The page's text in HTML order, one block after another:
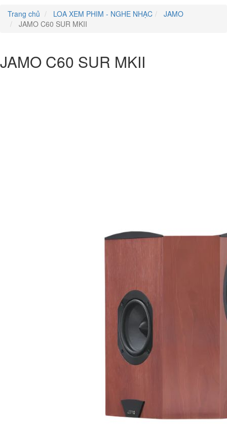
Trang chủ
LOA XEM PHIM - NGHE NHẠC
JAMO
JAMO C60 SUR MKII
JAMO C60 SUR MKII